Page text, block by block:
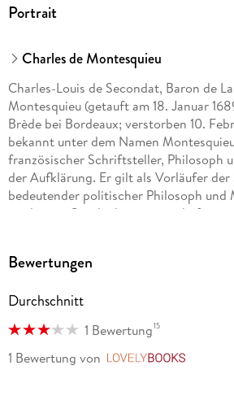
Portrait
Charles de Montesquieu
Charles-Louis de Secondat, Baron de
Montesquieu (getauft am 18. Januar
Brède bei Bordeaux; verstorben 10.
bekannt unter dem Namen
französischer Schriftsteller, Philosoph
der Aufklärung. Er gilt als Vorläufer der
bedeutender politischer Philosoph und
modernen Geschichtswissenschaft.
Zeitgenossen auch ein erfolgreicher
staatstheoretischer Denker in die
eingegangen und beeinflusst noch
Bewertungen
Durchschnitt
1 Bewertung15
1 Bewertung von